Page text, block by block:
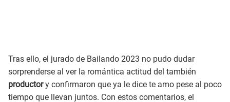
Tras ello, el jurado de Bailando 2023 no pudo dudar
sorprenderse al ver la romántica actitud del también
productory confirmaron que ya le dice te amo pese al poco
tiempo que llevan juntos. Con estos comentarios, el